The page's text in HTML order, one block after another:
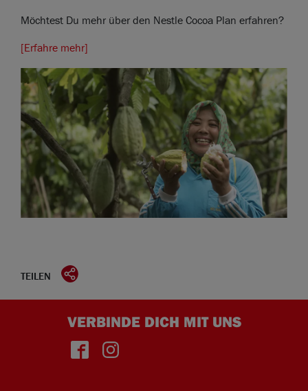
Möchtest Du mehr über den Nestle Cocoa Plan erfahren?
[Erfahre mehr]
TEILEN
VERBINDE DICH MIT UNS